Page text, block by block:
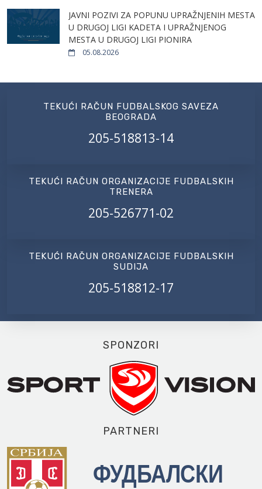
JAVNI POZIVI ZA POPUNU UPRAŽNJENIH MESTA
U DRUGOJ LIGI KADETA I UPRAŽNJENOG
MESTA U DRUGOJ LIGI PIONIRA
05.08.2026
TEKUĆI RAČUN FUDBALSKOG SAVEZA
BEOGRADA
205-518813-14
TEKUĆI RAČUN ORGANIZACIJE FUDBALSKIH
TRENERA
205-526771-02
TEKUĆI RAČUN ORGANIZACIJE FUDBALSKIH
SUDIJA
205-518812-17
SPONZORI
PARTNERI